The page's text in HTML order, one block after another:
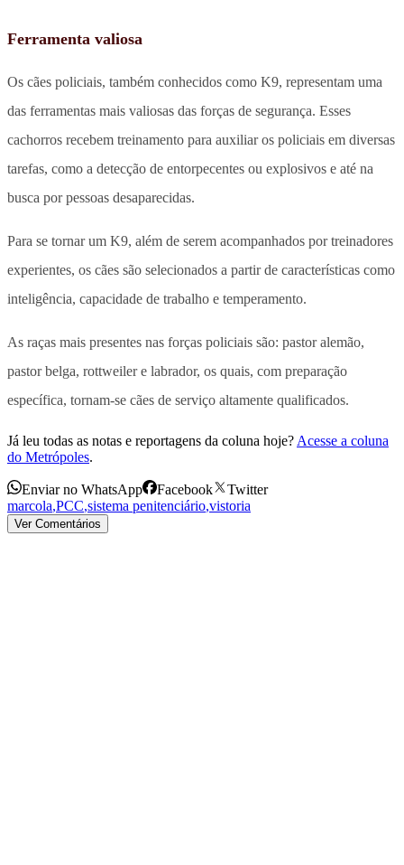
Ferramenta valiosa
Os cães policiais, também conhecidos como K9, representam uma
das ferramentas mais valiosas das forças de segurança. Esses
cachorros recebem treinamento para auxiliar os policiais em diversas
tarefas, como a detecção de entorpecentes ou explosivos e até na
busca por pessoas desaparecidas.
Para se tornar um K9, além de serem acompanhados por treinadores
experientes, os cães são selecionados a partir de características como
inteligência, capacidade de trabalho e temperamento.
As raças mais presentes nas forças policiais são: pastor alemão,
pastor belga, rottweiler e labrador, os quais, com preparação
específica, tornam-se cães de serviço altamente qualificados.
Já leu todas as notas e reportagens da coluna hoje? Acesse a coluna
do Metrópoles.
Enviar no WhatsApp Facebook
Twitter
marcola,PCC,sistema penitenciário,vistoria
Ver Comentários